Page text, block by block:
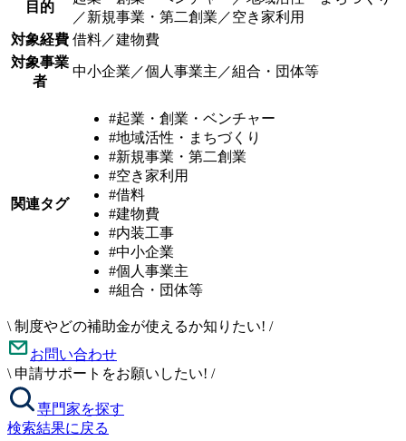
目的
／新規事業・第二創業／空き家利用
対象経費 借料／建物費
対象事業
者
中小企業／個人事業主／組合・団体等
関連タグ
#起業・創業・ベンチャー
#地域活性・まちづくり
#新規事業・第二創業
#空き家利用
#借料
#建物費
#内装工事
#中小企業
#個人事業主
#組合・団体等
\ 制度やどの補助金が使えるか知りたい! /
お問い合わせ
\ 申請サポートをお願いしたい! /
専門家を探す
検索結果に戻る